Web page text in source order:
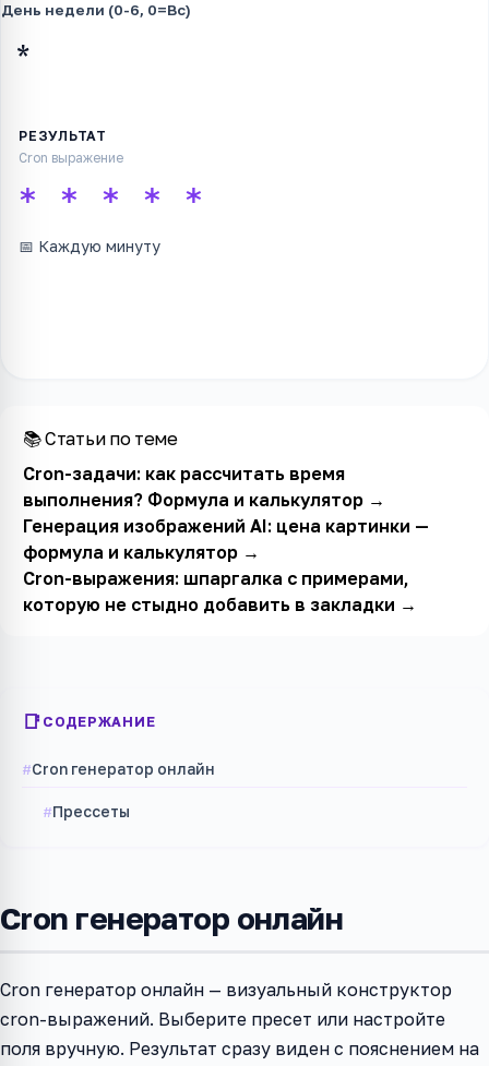
День недели (0-6, 0=Вс)
Cron выражение
* * * * *
📅 Каждую минуту
📚 Статьи по теме
Cron-задачи: как рассчитать время
выполнения? Формула и калькулятор→
Генерация изображений AI: цена картинки —
формула и калькулятор→
Cron-выражения: шпаргалка с примерами,
которую не стыдно добавить в закладки →
СОДЕРЖАНИЕ
Cron генератор онлайн
Прессеты
Cron генератор онлайн
Cron генератор онлайн — визуальный конструктор
cron-выражений. Выберите пресет или настройте
поля вручную. Результат сразу виден с пояснением на